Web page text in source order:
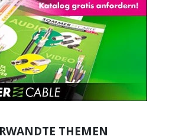
THEMEN